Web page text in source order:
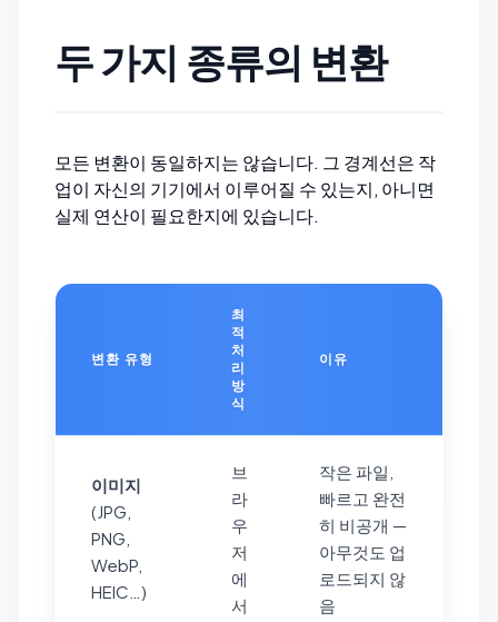
두 가지 종류의 변환
모든 변환이 동일하지는 않습니다. 그 경계선은 작
업이 자신의 기기에서 이루어질 수 있는지, 아니면
실제 연산이 필요한지에 있습니다.
변환 유형
최
적
처
리
방
식
이유
이미지
(JPG,
PNG,
WebP,
HEIC…)
브
라
우
저
에
서
작은 파일,
빠르고 완전
히 비공개 —
아무것도 업
로드되지 않
음